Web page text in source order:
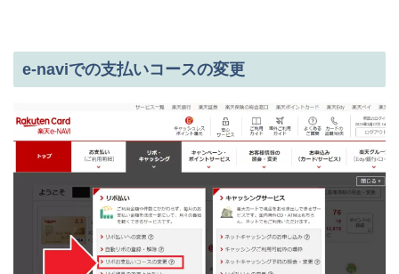
e-naviでの支払いコースの変更